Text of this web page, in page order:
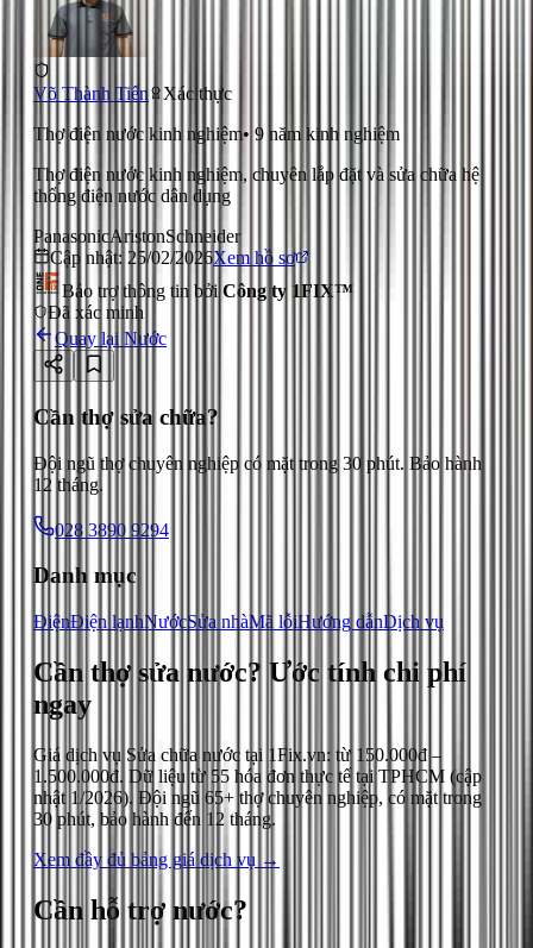
Võ Thành Tiến
Xác thực
Thợ điện nước kinh nghiệm• 9 năm kinh nghiệm
Thợ điện nước kinh nghiệm, chuyên lắp đặt và sửa chữa hệ
thống điện nước dân dụng
PanasonicAristonSchneider
Cập nhật: 25/02/2026Xem hồ sơ
Bảo trợ thông tin bởi Công ty 1FIX™
Đã xác minh
Quay lại Nước
Cần thợ sửa chữa?
Đội ngũ thợ chuyên nghiệp có mặt trong 30 phút. Bảo hành
12 tháng.
028 3890 9294
Danh mục
ĐiệnĐiện lạnhNướcSửa nhàMã lỗiHướng dẫnDịch vụ
Cần thợ sửa nước? Ước tính chi phí
ngay
Giá dịch vụ Sửa chữa nước tại 1Fix.vn: từ 150.000đ –
1.500.000đ. Dữ liệu từ 55 hóa đơn thực tế tại TPHCM (cập
nhật 1/2026). Đội ngũ 65+ thợ chuyên nghiệp, có mặt trong
30 phút, bảo hành đến 12 tháng.
Xem đầy đủ bảng giá dịch vụ →
Cần hỗ trợ nước?